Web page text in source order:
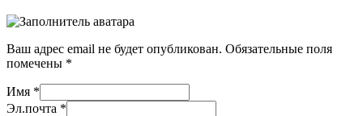
Ваш адрес email не будет опубликован. Обязательные поля
помечены *
Имя *
Эл.почта *